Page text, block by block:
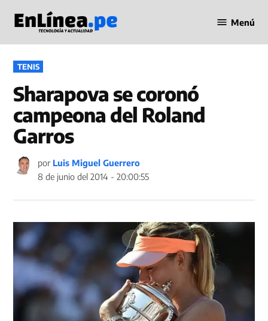
contenido
en Línea
Menú
PUBLICADO
EN
TENIS
Sharapova se coronó
campeona del Roland
Garros
por Luis Miguel Guerrero
8 de junio del 2014 - 20:00:55